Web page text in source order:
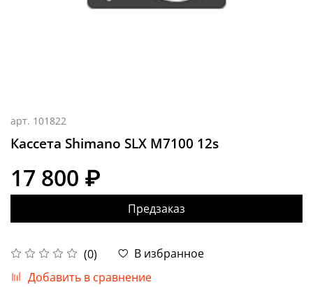
арт. 101822
Кассета Shimano SLX M7100 12s
(0)
В избранное
Добавить в сравнение
17 800 ₽
Предзаказ